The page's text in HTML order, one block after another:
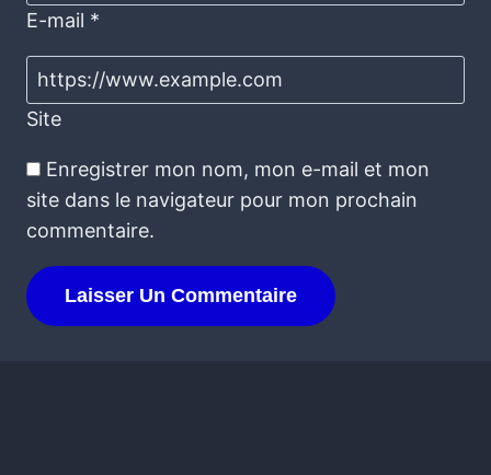
E-mail *
Site
Enregistrer mon nom, mon e-mail et mon
site dans le navigateur pour mon prochain
commentaire.